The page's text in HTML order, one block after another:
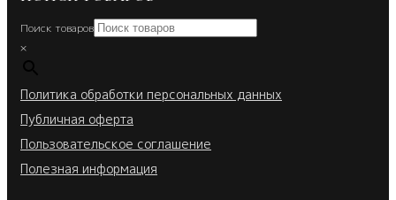
Поиск товаров
×
Политика обработки персональных данных
Публичная оферта
Пользовательское соглашение
Полезная информация